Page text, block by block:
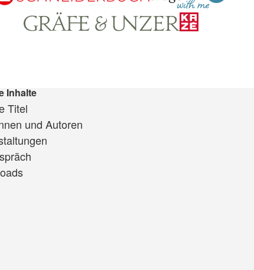
Inhalte
Titel
und Autoren